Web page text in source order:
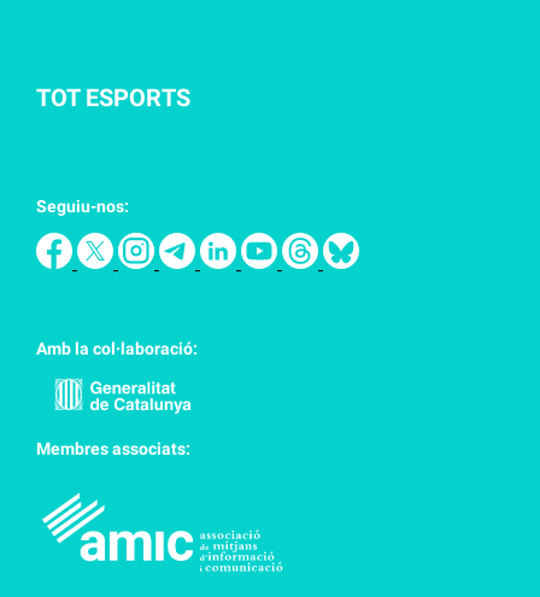
TOT ESPORTS
Seguiu-nos:
Amb la col·laboració:
Membres associats: